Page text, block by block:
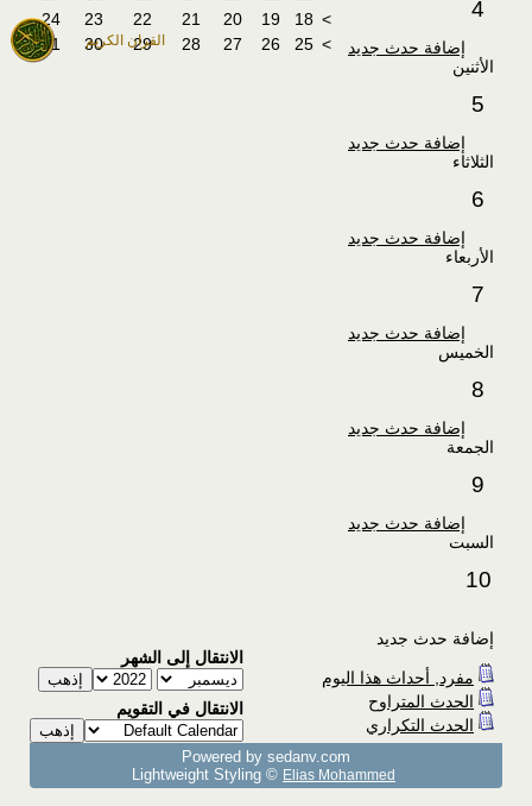
القران الكريم
4
إضافة حدث جديد
الأثنين
5
إضافة حدث جديد
الثلاثاء
6
إضافة حدث جديد
الأربعاء
7
إضافة حدث جديد
الخميس
8
إضافة حدث جديد
الجمعة
9
إضافة حدث جديد
السبت
10
>
18
19
20
21
22
23
24
>
25
26
27
28
29
30
31
إضافة حدث جديد
مفرد, أحداث هذا اليوم
الحدث المتراوح
الحدث التكراري
الانتقال إلى الشهر
الانتقال في التقويم
Powered by sedany.com
Lightweight Styling © Elias Mohammed